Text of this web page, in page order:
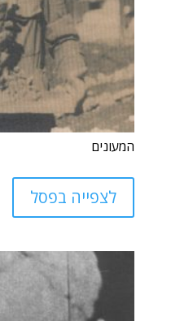
המעונים
לצפייה בפסל